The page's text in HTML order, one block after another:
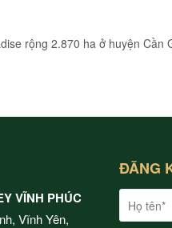
rộng 2.870 ha ở huyện Cần
VĨNH PHÚC
Vĩnh Yên,
ĐĂNG